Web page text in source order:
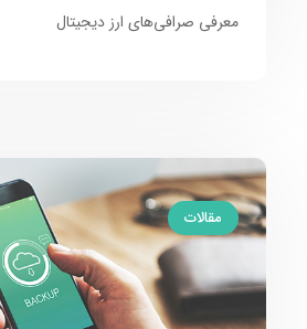
معرفی صرافی‌‌های ارز دیجیتال
مقالات